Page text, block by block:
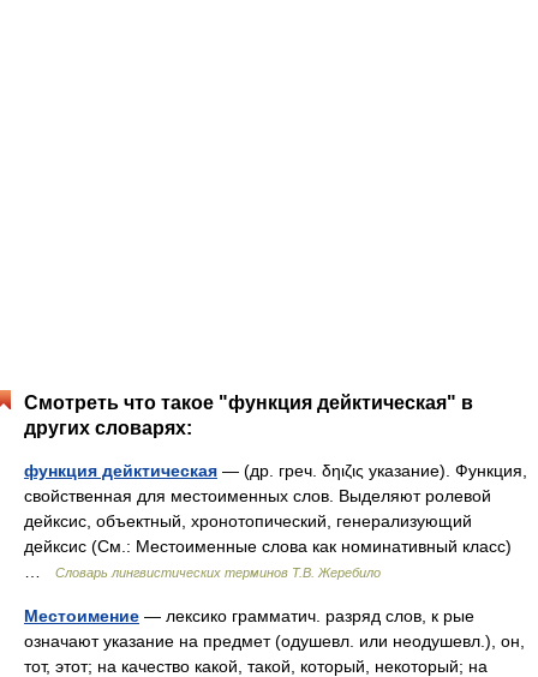
Смотреть что такое "функция дейктическая" в
других словарях:
функция дейктическая — (др. греч. δηιζις указание). Функция,
свойственная для местоименных слов. Выделяют ролевой
дейксис, объектный, хронотопический, генерализующий
дейксис (См.: Местоименные слова как номинативный класс)
Словарь лингвистических терминов Т.В. Жеребило
Местоимение — лексико грамматич. разряд слов, к рые
означают указание на предмет (одушевл. или неодушевл.), он,
тот, этот; на качество какой, такой, который, некоторый; на